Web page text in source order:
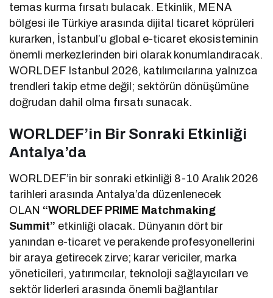
temas kurma fırsatı bulacak. Etkinlik, MENA
bölgesi ile Türkiye arasında dijital ticaret köprüleri
kurarken, İstanbul’u global e-ticaret ekosisteminin
önemli merkezlerinden biri olarak konumlandıracak.
WORLDEF Istanbul 2026, katılımcılarına yalnızca
trendleri takip etme değil; sektörün dönüşümüne
doğrudan dahil olma fırsatı sunacak.
WORLDEF’in Bir Sonraki Etkinliği
Antalya’da
WORLDEF’in bir sonraki etkinliği 8-10 Aralık 2026
tarihleri arasında Antalya’da düzenlenecek
OLAN “WORLDEF PRIME Matchmaking
Summit” etkinliği olacak. Dünyanın dört bir
yanından e-ticaret ve perakende profesyonellerini
bir araya getirecek zirve; karar vericiler, marka
yöneticileri, yatırımcılar, teknoloji sağlayıcıları ve
sektör liderleri arasında önemli bağlantılar